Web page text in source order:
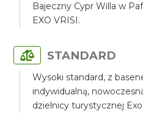
Bajeczny Cypr Willa w
EXO VRISI.
STANDARD
Wysoki standard, z
indywidualną,
dzielnicy turystycznej Exo